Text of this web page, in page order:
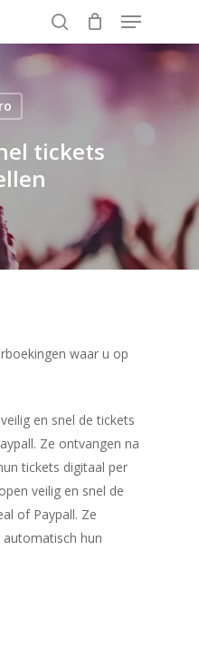
search
Menu
tickets
waar u op
en snel de tickets
Ze ontvangen na
tickets digitaal per
veilig en snel de
of Paypall. Ze
hun
Close